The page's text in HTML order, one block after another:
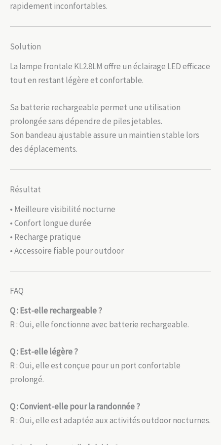
rapidement inconfortables.
Solution
La lampe frontale KL2.8LM offre un éclairage LED efficace
tout en restant légère et confortable.
Sa batterie rechargeable permet une utilisation
prolongée sans dépendre de piles jetables.
Son bandeau ajustable assure un maintien stable lors
des déplacements.
Résultat
• Meilleure visibilité nocturne
• Confort longue durée
• Recharge pratique
• Accessoire fiable pour outdoor
FAQ
Q : Est-elle rechargeable ?
R : Oui, elle fonctionne avec batterie rechargeable.
Q : Est-elle légère ?
R : Oui, elle est conçue pour un port confortable
prolongé.
Q : Convient-elle pour la randonnée ?
R : Oui, elle est adaptée aux activités outdoor nocturnes.